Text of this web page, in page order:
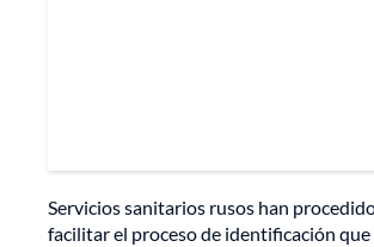
Servicios sanitarios rusos han
facilitar el proceso de identificación